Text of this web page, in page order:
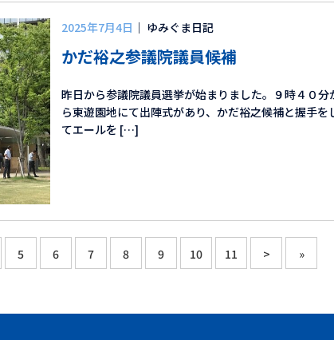
2025年7月4日 ｜ ゆみぐま日記
かだ裕之参議院議員候補
昨日から参議院議員選挙が始まりました。９時４０分
ら東遊園地にて出陣式があり、かだ裕之候補と握手を
てエールを […]
5 6 7 8 9 10 11 > »